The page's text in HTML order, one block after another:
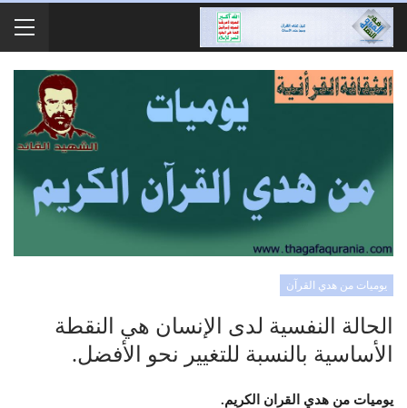
يوميات من هدي القرآن
الحالة النفسية لدى الإنسان هي النقطة
الأساسية بالنسبة للتغيير نحو الأفضل.
يوميات من هدي القران الكريم.